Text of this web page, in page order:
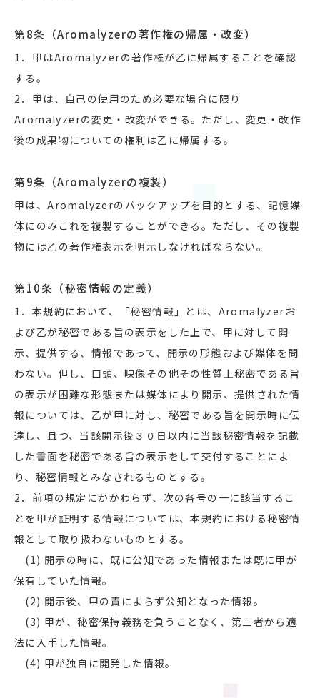
第8条（Aromalyzerの著作権の帰属・改変）
1．甲はAromalyzerの著作権が乙に帰属することを確認
する。
2．甲は、自己の使用のため必要な場合に限り
Aromalyzerの変更・改変ができる。ただし、変更・改作
後の成果物についての権利は乙に帰属する。
第9条（Aromalyzerの複製）
甲は、Aromalyzerのバックアップを目的とする、記憶媒
体にのみこれを複製することができる。ただし、その複製
物には乙の著作権表示を明示しなければならない。
第10条（秘密情報の定義）
1．本規約において、「秘密情報」とは、Aromalyzerお
よび乙が秘密である旨の表示をした上で、甲に対して開
示、提供する、情報であって、開示の形態および媒体を問
わない。但し、口頭、映像その他その性質上秘密である旨
の表示が困難な形態または媒体により開示、提供された情
報については、乙が甲に対し、秘密である旨を開示時に伝
達し、且つ、当該開示後３０日以内に当該秘密情報を記載
した書面を秘密である旨の表示をして交付することによ
り、秘密情報とみなされるものとする。
2．前項の規定にかかわらず、次の各号の一に該当するこ
とを甲が証明する情報については、本規約における秘密情
報として取り扱わないものとする。
(1) 開示の時に、既に公知であった情報または既に甲が
保有していた情報。
(2) 開示後、甲の責によらず公知となった情報。
(3) 甲が、秘密保持義務を負うことなく、第三者から適
法に入手した情報。
(4) 甲が独自に開発した情報。